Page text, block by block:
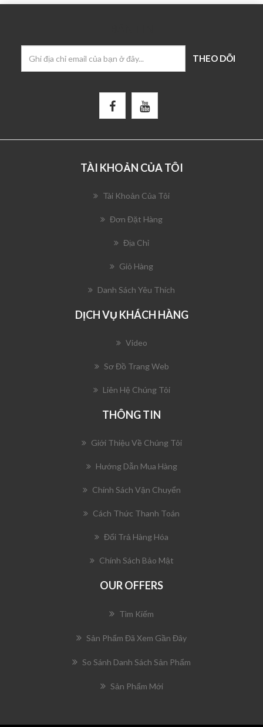
TÀI KHOẢN CỦA TÔI
Tài Khoản Của Tôi
Đơn Đặt Hàng
Địa Chỉ
Giỏ Hàng
Danh Sách Yêu Thích
DỊCH VỤ KHÁCH HÀNG
Video
Sơ Đồ Trang Web
Liên Hệ Chúng Tôi
THÔNG TIN
Giới Thiệu Về Chúng Tôi
Hướng Dẫn Mua Hàng
Chính Sách Vận Chuyển
Cách Thức Thanh Toán
Đổi Trả Hàng Hóa
Chính Sách Bảo Mật
OUR OFFERS
Tìm Kiếm
Sản Phẩm Đã Xem Gần Đây
So Sánh Danh Sách Sản Phẩm
Sản Phẩm Mới